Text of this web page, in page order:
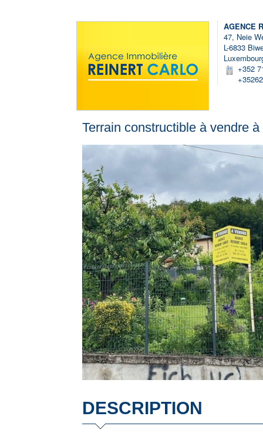
AGENCE
47, Neie
L-6833
+352
Terrain constructible à vendre à
DESCRIPTION